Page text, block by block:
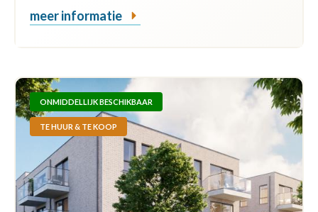
meer informatie
ONMIDDELLIJK BESCHIKBAAR
TE HUUR & TE KOOP